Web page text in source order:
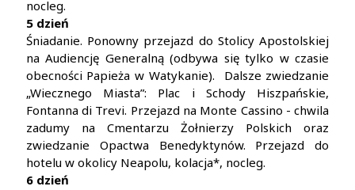
nocleg.
5 dzień
Śniadanie. Ponowny przejazd do Stolicy Apostolskiej
na Audiencję Generalną (odbywa się tylko w czasie
obecności Papieża w Watykanie). Dalsze zwiedzanie
„Wiecznego Miasta”: Plac i Schody Hiszpańskie,
Fontanna di Trevi. Przejazd na Monte Cassino - chwila
zadumy na Cmentarzu Żołnierzy Polskich oraz
zwiedzanie Opactwa Benedyktynów. Przejazd do
hotelu w okolicy Neapolu, kolacja*, nocleg.
6 dzień